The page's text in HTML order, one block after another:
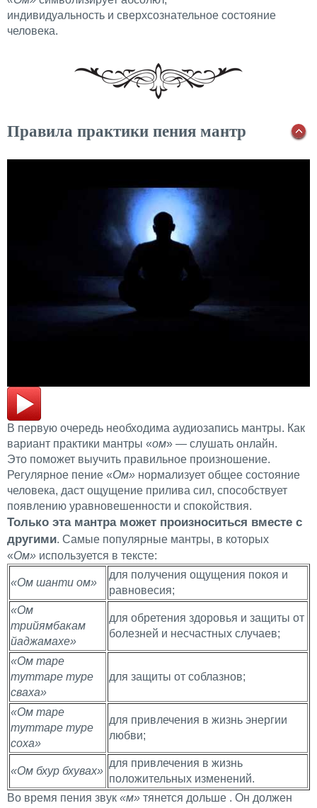
индивидуальность и сверхсознательное состояние
человека.
Правила практики пения мантр
В первую очередь необходима аудиозапись мантры. Как
вариант практики мантры «ом» — слушать онлайн.
Это поможет выучить правильное произношение.
Регулярное пение «Ом» нормализует общее состояние
человека, даст ощущение прилива сил, способствует
появлению уравновешенности и спокойствия.
Только эта мантра может произноситься вместе с
другими. Самые популярные мантры, в которых
«Ом» используется в тексте:
«Ом шанти ом»
для получения ощущения покоя и
равновесия;
«Ом
трийямбакам
йаджамахе»
для обретения здоровья и защиты от
болезней и несчастных случаев;
«Ом таре
туттаре туре
сваха»
для защиты от соблазнов;
«Ом таре
туттаре туре
соха»
для привлечения в жизнь энергии
любви;
«Ом бхур бхувах»
для привлечения в жизнь
положительных изменений.
Во время пения звук «м» тянется дольше . Он должен